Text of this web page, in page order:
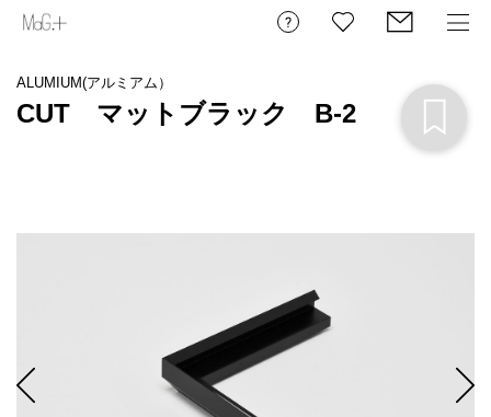
ALUMIUM(アルミアム）
CUT マットブラック B-2